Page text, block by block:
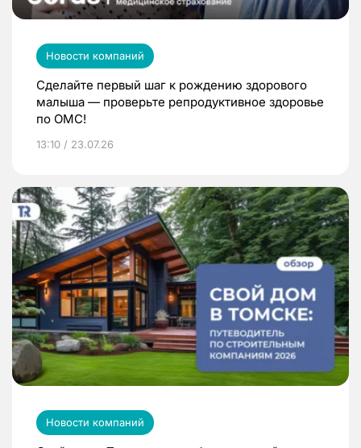
Новости компаний
Сделайте первый шаг к рождению здорового
малыша — проверьте репродуктивное здоровье
по ОМС!
13:10 / 23.07.26
Новости компаний